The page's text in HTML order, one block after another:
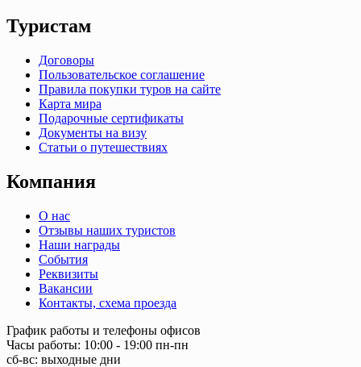
Туристам
Договоры
Пользовательское соглашение
Правила покупки туров на сайте
Карта мира
Подарочные сертификаты
Документы на визу
Статьи о путешествиях
Компания
О нас
Отзывы наших туристов
Наши награды
События
Реквизиты
Вакансии
Контакты, схема проезда
График работы и телефоны офисов
Часы работы: 10:00 - 19:00 пн-пн
сб-вс: выходные дни